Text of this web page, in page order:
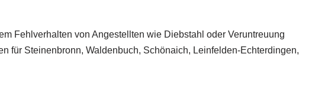
Fehlverhalten von Angestellten wie Diebstahl oder Veruntreuung
für Steinenbronn, Waldenbuch, Schönaich, Leinfelden-Echterdingen,